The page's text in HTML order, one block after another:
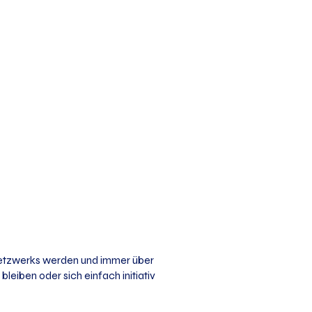
werden und immer über
oder sich einfach initiativ